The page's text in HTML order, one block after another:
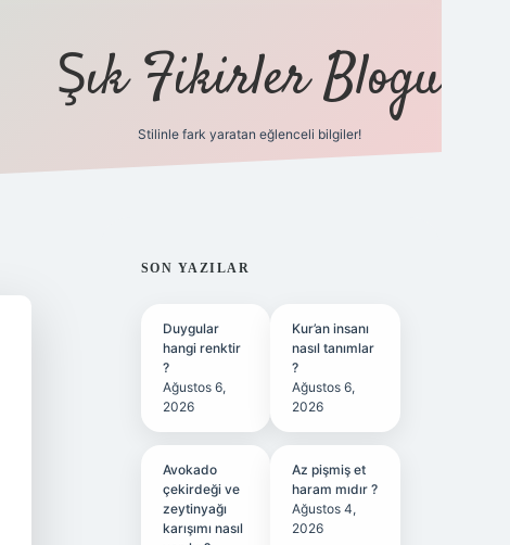
Şık Fikirler Blogu
Stilinle fark yaratan eğlenceli bilgiler!
SIDEBAR
SON YAZILAR
Duygular
hangi renktir
?
Ağustos 6,
2026
Kur’an insanı
nasıl tanımlar
?
Ağustos 6,
2026
Avokado
çekirdeği ve
zeytinyağı
karışımı nasıl
Az pişmiş et
haram mıdır ?
Ağustos 4,
2026